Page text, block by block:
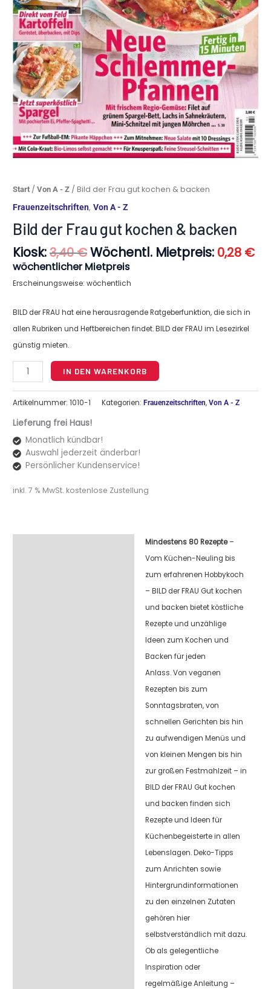
Start /Von A - Z / Bild der Frau gut kochen & backen
Frauenzeitschriften,Von A - Z
Bild der Frau gut kochen & backen
Kiosk:3,40€
Ursprünglicher
Preis
war:
3,40 €
Wöchentl. Mietpreis: 0,28 €
wöchentlicher Mietpreis
Erscheinungsweise: wöchentlich
BILD der FRAU hat eine herausragende Ratgeberfunktion, die sich in
allen Rubriken und Heftbereichen findet. BILD der FRAU im Lesezirkel
günstig mieten.
Bild
der
Frau
gut
&
backen
Menge
IN DEN WARENKORB
Artikelnummer:1010-1 Kategorien:Frauenzeitschriften,Von A - Z
Lieferung frei Haus!
Monatlich kündbar!
Auswahl jederzeit änderbar!
Persönlicher Kundenservice!
inkl. 7 % MwSt. kostenlose Zustellung
Mindestens 80 Rezepte–
Vom Küchen-Neuling bis
zum erfahrenen Hobbykoch
– BILD der FRAU Gut kochen
und backen bietet köstliche
Rezepte und unzählige
Ideen zum Kochen und
Backen für jeden
Anlass. Von veganen
Rezepten bis zum
Sonntagsbraten, von
schnellen Gerichten bis hin
zu aufwendigen Menüs und
von kleinen Mengen bis hin
zur großen Festmahlzeit – in
BILD der FRAU Gut kochen
und backen finden sich
Rezepte und Ideen für
Küchenbegeisterte in allen
Lebenslagen. Deko-Tipps
zum Anrichten sowie
Hintergrundinformationen
zu den einzelnen Zutaten
gehören hier
selbstverständlich mit dazu.
Ob als gelegentliche
Inspiration oder
regelmäßige Anleitung –